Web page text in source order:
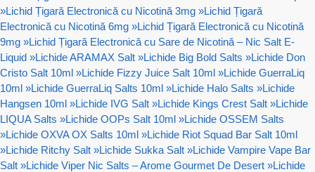
»Lichid Țigară Electronică cu Nicotină 3mg »Lichid Țigară
Electronică cu Nicotină 6mg »Lichid Țigară Electronică cu Nicotină
9mg »Lichid Țigară Electronică cu Sare de Nicotină – Nic Salt E-
Liquid »Lichide ARAMAX Salt »Lichide Big Bold Salts »Lichide Don
Cristo Salt 10ml »Lichide Fizzy Juice Salt 10ml »Lichide GuerraLiq
10ml »Lichide GuerraLiq Salts 10ml »Lichide Halo Salts »Lichide
Hangsen 10ml »Lichide IVG Salt »Lichide Kings Crest Salt »Lichide
LIQUA Salts »Lichide OOPs Salt 10ml »Lichide OSSEM Salts
»Lichide OXVA OX Salts 10ml »Lichide Riot Squad Bar Salt 10ml
»Lichide Ritchy Salt »Lichide Sukka Salt »Lichide Vampire Vape Bar
Salt »Lichide Viper Nic Salts – Arome Gourmet De Desert »Lichide